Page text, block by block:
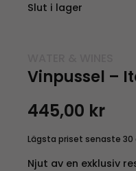
Slut i lager
Vinpussel –
445,00 kr
Lägsta priset senaste 30
Njut av en exklusiv